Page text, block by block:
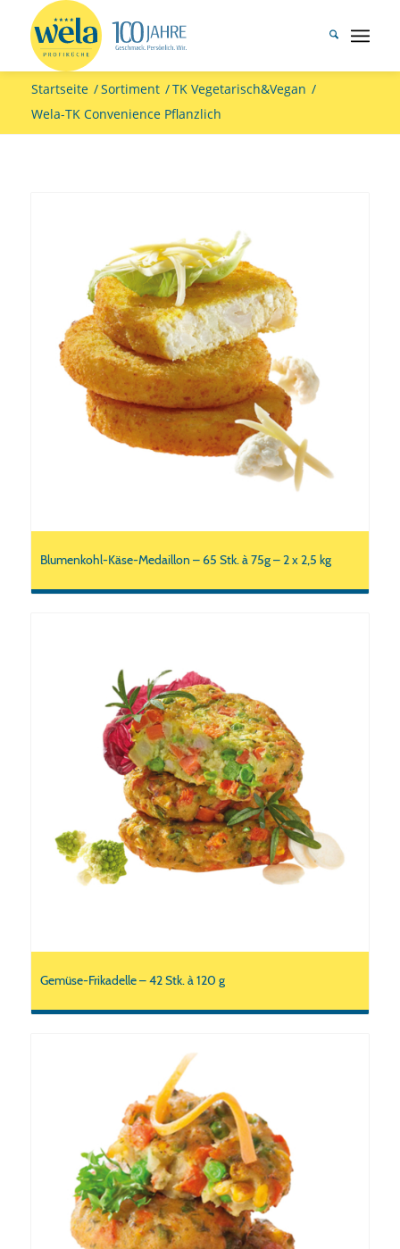
Startseite /Sortiment /TK Vegetarisch&Vegan /
Wela-TK Convenience Pflanzlich
Blumenkohl-Käse-Medaillon – 65 Stk. à 75g – 2 x 2,5 kg
Gemüse-Frikadelle – 42 Stk. à 120 g